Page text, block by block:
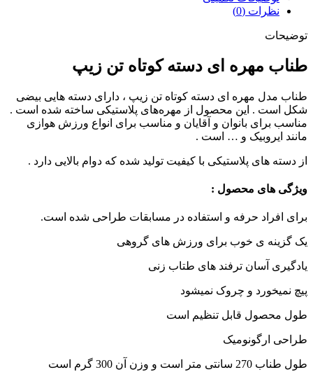
نظرات (0)
توضیحات
طناب مهره ای دسته کوتاه تن زیپ
طناب مدل مهره ای دسته کوتاه تن زیپ ، دارای دسته‌ هایی بیضی
شکل است . این محصول از مهره‌های پلاستیکی ساخته شده است .
مناسب برای بانوان و آقایان و مناسب برای انواع ورزش هوازی
مانند ایروبیک و … است .
از دسته های پلاستیکی با کیفیت تولید شده که دوام بالایی دارد .
ویژگی های محصول :
برای افراد حرفه و استفاده در مسابقات طراحی شده است.
یک گزینه ی خوب برای ورزش های گروهی
یادگیری آسان ترفند های طتاب زنی
پیچ نمیخورد و چروک نمیشود
طول محصول قابل تنظیم است
طراحی ارگونومیک
طول طناب 270 سانتی متر است و وزن آن 300 گرم است